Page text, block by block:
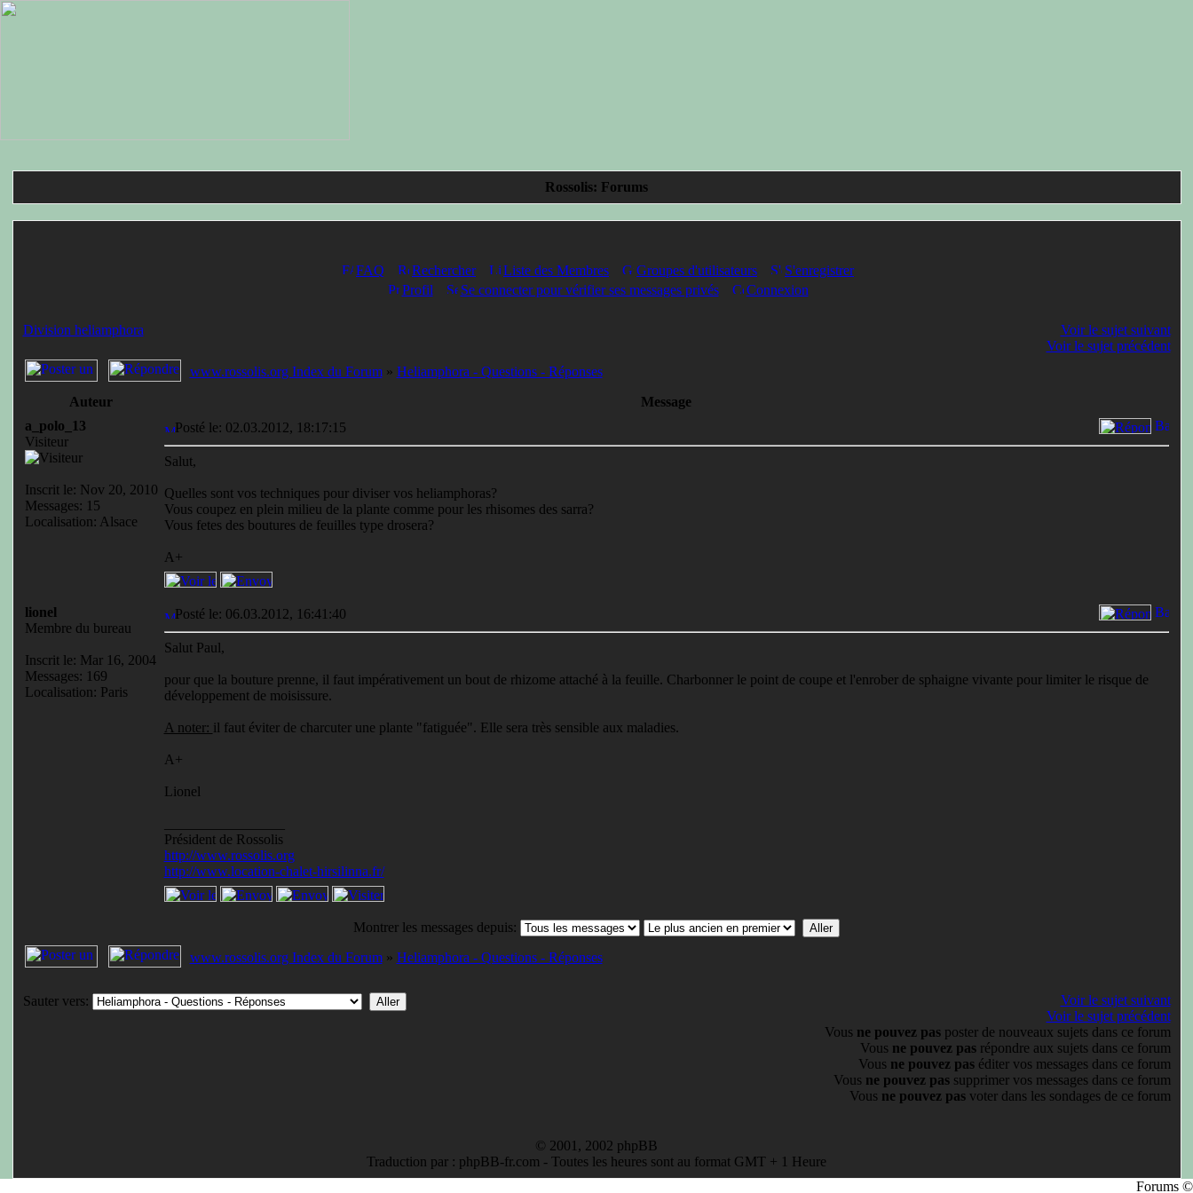
Rossolis: Forums
FAQ Rechercher Liste des Membres Groupes d'utilisateurs
S'enregistrer
Profil
Se connecter pour vérifier ses messages privés Connexion
Division heliamphora
Voir le sujet suivant
Voir le sujet précédent
www.rossolis.org Index du Forum» Heliamphora - Questions - Réponses
Auteur
Message
a_polo_13
Visiteur
Inscrit le: Nov 20, 2010
Messages: 15
Localisation: Alsace
Posté le: 02.03.2012, 18:17:15
Salut,
Quelles sont vos techniques pour diviser vos heliamphoras?
Vous coupez en plein milieu de la plante comme pour les rhisomes des sarra?
Vous fetes des boutures de feuilles type drosera?
A+
lionel
Membre du bureau
Inscrit le: Mar 16, 2004
Messages: 169
Localisation: Paris
Posté le: 06.03.2012, 16:41:40
Salut Paul,
pour que la bouture prenne, il faut impérativement un bout de rhizome attaché à la feuille. Charbonner le point de coupe et l'enrober de sphaigne vivante pour limiter le risque de
développement de moisissure.
A noter: il faut éviter de charcuter une plante "fatiguée". Elle sera très sensible aux maladies.
A+
Lionel
Président de Rossolis
http://www.rossolis.org
http://www.location-chalet-hirsilinna.fr/
Montrer les messages depuis:
www.rossolis.org Index du Forum» Heliamphora - Questions - Réponses
Sauter vers:
Voir le sujet suivant
Voir le sujet précédent
Vous ne pouvez pasposter de nouveaux sujets dans ce forum
Vous ne pouvez pasrépondre aux sujets dans ce forum
Vous ne pouvez paséditer vos messages dans ce forum
Vous ne pouvez passupprimer vos messages dans ce forum
Vous ne pouvez pasvoter dans les sondages de ce forum
© 2001, 2002 phpBB
Traduction par : phpBB-fr.com - Toutes les heures sont au format GMT + 1 Heure
Forums ©